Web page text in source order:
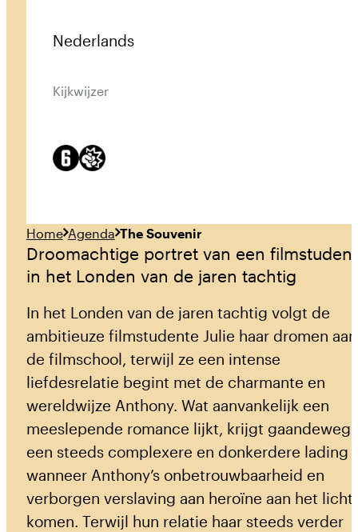
Home Agenda The Souvenir
Droomachtige portret van een
in het Londen van de jaren tachtig
In het Londen van de jaren tachtig volgt de
ambitieuze filmstudente Julie haar dromen aan
de filmschool, terwijl ze een intense
liefdesrelatie begint met de charmante en
wereldwijze Anthony. Wat aanvankelijk een
meeslepende romance lijkt, krijgt gaandeweg
een steeds complexere en donkerdere lading
wanneer Anthony’s onbetrouwbaarheid en
verborgen verslaving aan heroïne aan het licht
komen. Terwijl hun relatie haar steeds verder
Nederlands
Kijkwijzer